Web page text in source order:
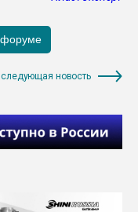
следующая новость